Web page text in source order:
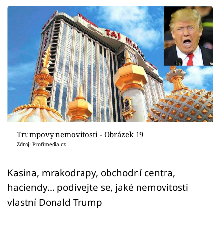
Sledujte prima+
Přihlášení
Sledujte nás
Trumpovy nemovitosti - Obrázek 19
Zdroj: Profimedia.cz
Kasina, mrakodrapy, obchodní centra,
haciendy... podívejte se, jaké nemovitosti
vlastní Donald Trump